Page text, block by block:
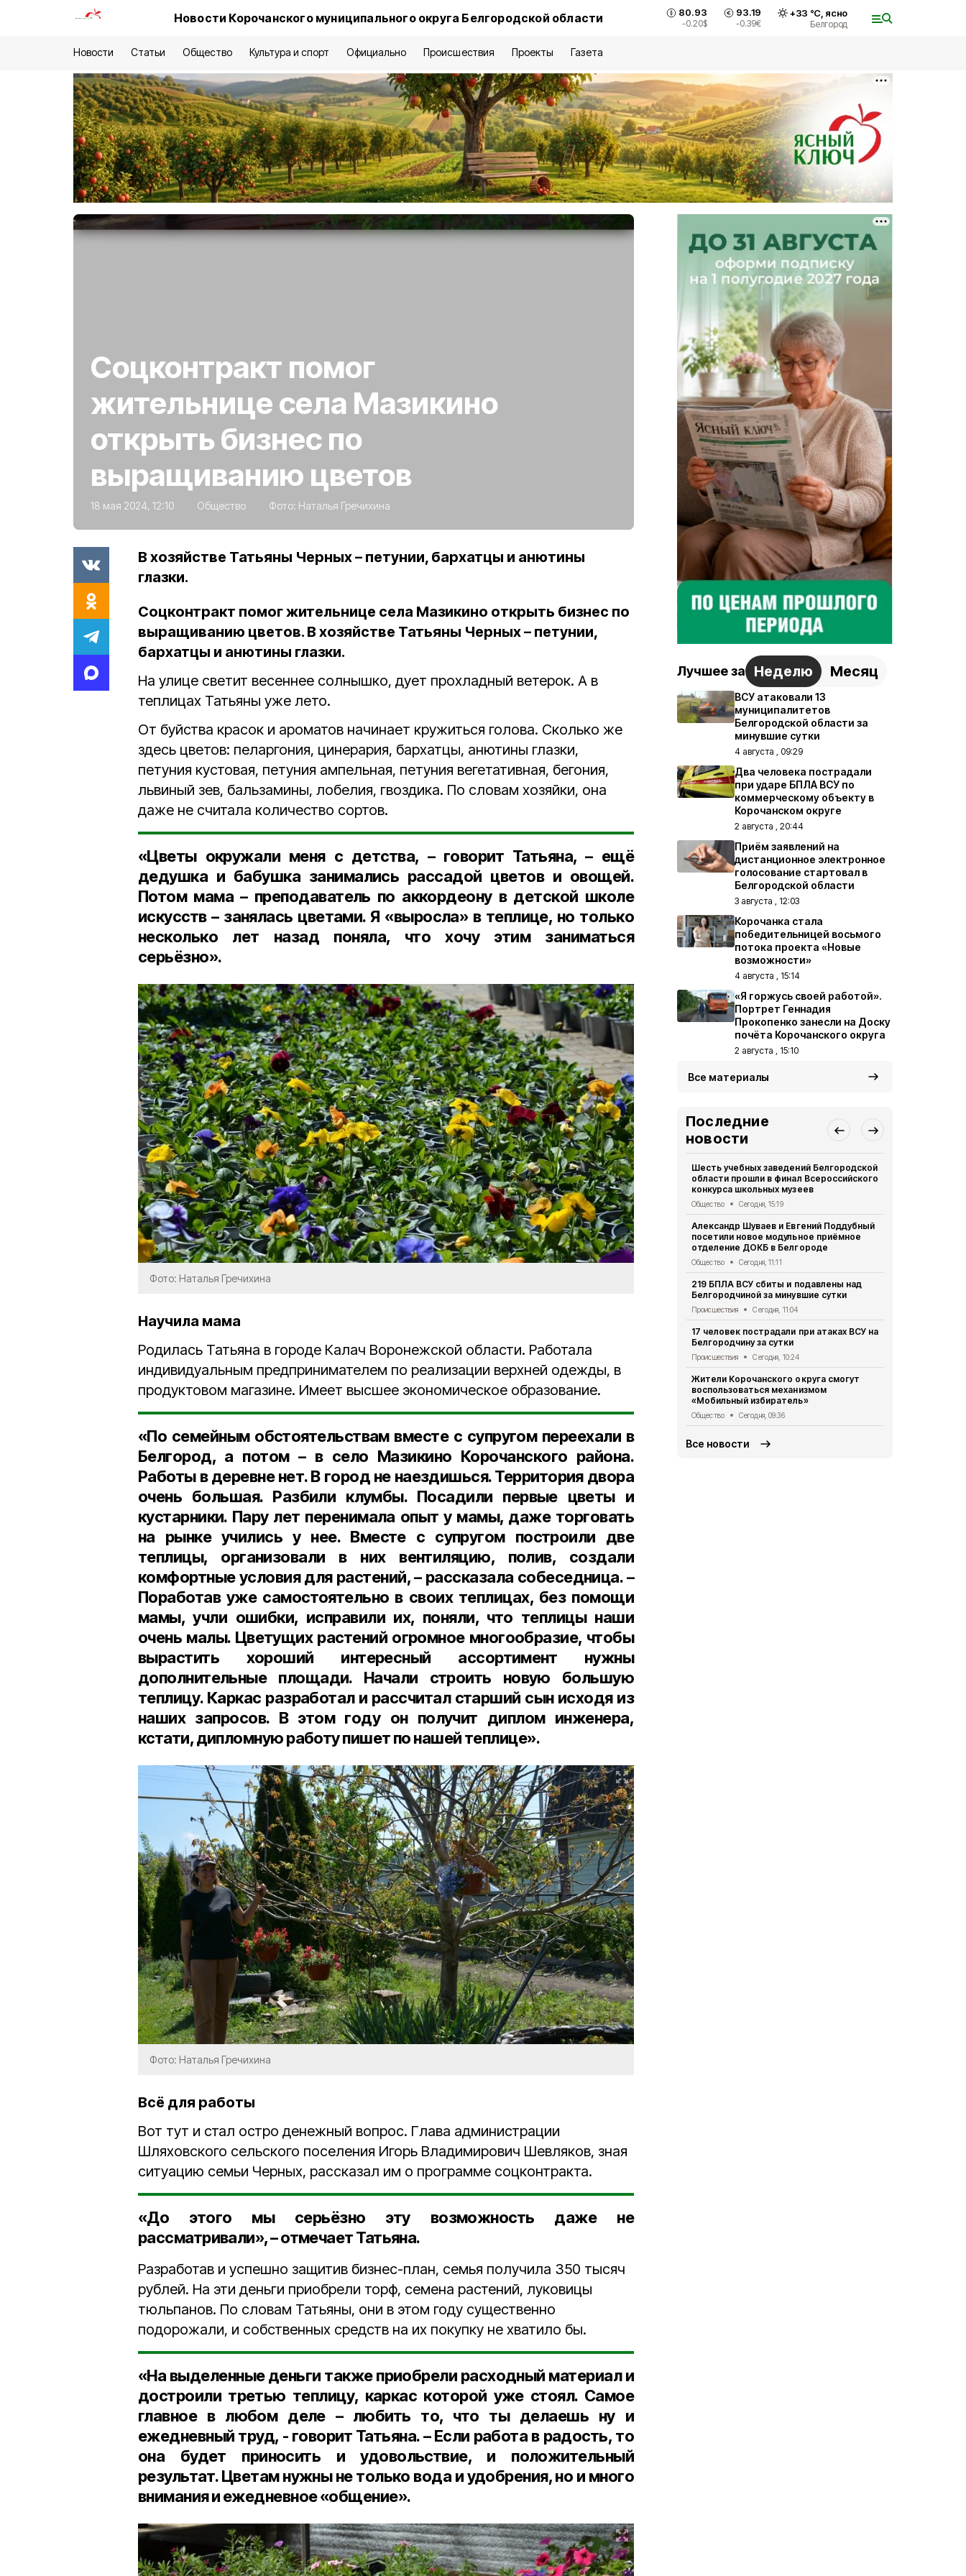
Новости Корочанского муниципального округа Белгородской области 80.93
-0.20$
93.19
-0.39€
+33 °С, ясно
Белгород
Новости Статьи Общество Культура и спорт Официально Происшествия Проекты Газета
Соцконтракт помог
жительнице села Мазикино
открыть бизнес по
выращиванию цветов
18 мая 2024, 12:10 Общество Фото: Наталья Гречихина
В хозяйстве Татьяны Черных – петунии, бархатцы и анютины
глазки.
Соцконтракт помог жительнице села Мазикино открыть бизнес по
выращиванию цветов. В хозяйстве Татьяны Черных – петунии,
бархатцы и анютины глазки.
На улице светит весеннее солнышко, дует прохладный ветерок. А в
теплицах Татьяны уже лето.
От буйства красок и ароматов начинает кружиться голова. Сколько же
здесь цветов: пеларгония, цинерария, бархатцы, анютины глазки,
петуния кустовая, петуния ампельная, петуния вегетативная, бегония,
львиный зев, бальзамины, лобелия, гвоздика. По словам хозяйки, она
даже не считала количество сортов.
«Цветы окружали меня с детства, – говорит Татьяна, – ещё
дедушка и бабушка занимались рассадой цветов и овощей.
Потом мама – преподаватель по аккордеону в детской школе
искусств – занялась цветами. Я «выросла» в теплице, но только
несколько лет назад поняла, что хочу этим заниматься
серьёзно».
Фото: Наталья Гречихина
Научила мама
Родилась Татьяна в городе Калач Воронежской области. Работала
индивидуальным предпринимателем по реализации верхней одежды, в
продуктовом магазине. Имеет высшее экономическое образование.
«По семейным обстоятельствам вместе с супругом переехали в
Белгород, а потом – в село Мазикино Корочанского района.
Работы в деревне нет. В город не наездишься. Территория двора
очень большая. Разбили клумбы. Посадили первые цветы и
кустарники. Пару лет перенимала опыт у мамы, даже торговать
на рынке учились у нее. Вместе с супругом построили две
теплицы, организовали в них вентиляцию, полив, создали
комфортные условия для растений, – рассказала собеседница. –
Поработав уже самостоятельно в своих теплицах, без помощи
мамы, учли ошибки, исправили их, поняли, что теплицы наши
очень малы. Цветущих растений огромное многообразие, чтобы
вырастить хороший интересный ассортимент нужны
дополнительные площади. Начали строить новую большую
теплицу. Каркас разработал и рассчитал старший сын исходя из
наших запросов. В этом году он получит диплом инженера,
кстати, дипломную работу пишет по нашей теплице».
Фото: Наталья Гречихина
Всё для работы
Вот тут и стал остро денежный вопрос. Глава администрации
Шляховского сельского поселения Игорь Владимирович Шевляков, зная
ситуацию семьи Черных, рассказал им о программе соцконтракта.
«До этого мы серьёзно эту возможность даже не
рассматривали», – отмечает Татьяна.
Разработав и успешно защитив бизнес-план, семья получила 350 тысяч
рублей. На эти деньги приобрели торф, семена растений, луковицы
тюльпанов. По словам Татьяны, они в этом году существенно
подорожали, и собственных средств на их покупку не хватило бы.
«На выделенные деньги также приобрели расходный материал и
достроили третью теплицу, каркас которой уже стоял. Самое
главное в любом деле – любить то, что ты делаешь ну и
ежедневный труд, - говорит Татьяна. – Если работа в радость, то
она будет приносить и удовольствие, и положительный
результат. Цветам нужны не только вода и удобрения, но и много
внимания и ежедневное «общение».
Лучшее за Неделю Месяц
ВСУ атаковали 13
муниципалитетов
Белгородской области за
минувшие сутки
4 августа , 09:29
Два человека пострадали
при ударе БПЛА ВСУ по
коммерческому объекту в
Корочанском округе
2 августа , 20:44
Приём заявлений на
дистанционное электронное
голосование стартовал в
Белгородской области
3 августа , 12:03
Корочанка стала
победительницей восьмого
потока проекта «Новые
возможности»
4 августа , 15:14
«Я горжусь своей работой».
Портрет Геннадия
Прокопенко занесли на Доску
почёта Корочанского округа
2 августа , 15:10
Все материалы
Последние
новости
Шесть учебных заведений Белгородской
области прошли в финал Всероссийского
конкурса школьных музеев
Общество Сегодня, 15:19
Александр Шуваев и Евгений Поддубный
посетили новое модульное приёмное
отделение ДОКБ в Белгороде
Общество Сегодня, 11:11
219 БПЛА ВСУ сбиты и подавлены над
Белгородчиной за минувшие сутки
Происшествия Сегодня, 11:04
17 человек пострадали при атаках ВСУ на
Белгородчину за сутки
Происшествия Сегодня, 10:24
Жители Корочанского округа смогут
воспользоваться механизмом
«Мобильный избиратель»
Общество Сегодня, 09:36
Все новости